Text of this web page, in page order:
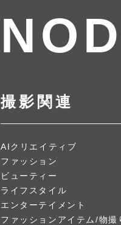
撮影関連
AIクリエイティブ
ファッション
ビューティー
ライフスタイル
エンターテイメント
ファッションアイテム/物撮